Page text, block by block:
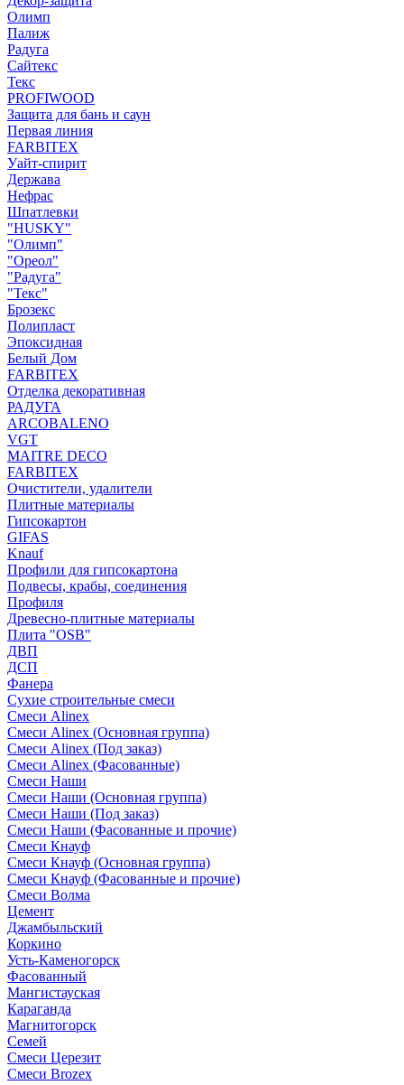
Олимп
Палиж
Радуга
Сайтекс
Текс
PROFIWOOD
Защита для бань и саун
Первая линия
FARBITEX
Уайт-спирит
Держава
Нефрас
Шпатлевки
"HUSKY"
"Олимп"
"Ореол"
"Радуга"
"Текс"
Брозекс
Полипласт
Эпоксидная
Белый Дом
FARBITEX
Отделка декоративная
РАДУГА
ARCOBALENO
VGT
MAITRE DECO
FARBITEX
Очистители, удалители
Плитные материалы
Гипсокартон
GIFAS
Knauf
Профили для гипсокартона
Подвесы, крабы, соединения
Профиля
Древесно-плитные материалы
Плита "OSB"
ДВП
ДСП
Фанера
Сухие строительные смеси
Смеси Alinex
Смеси Alinex (Основная группа)
Смеси Alinex (Под заказ)
Смеси Alinex (Фасованные)
Смеси Наши
Смеси Наши (Основная группа)
Смеси Наши (Под заказ)
Смеси Наши (Фасованные и прочие)
Смеси Кнауф
Смеси Кнауф (Основная группа)
Смеси Кнауф (Фасованные и прочие)
Смеси Волма
Цемент
Джамбыльский
Коркино
Усть-Каменогорск
Фасованный
Мангистауская
Караганда
Магнитогорск
Семей
Смеси Церезит
Смеси Brozex